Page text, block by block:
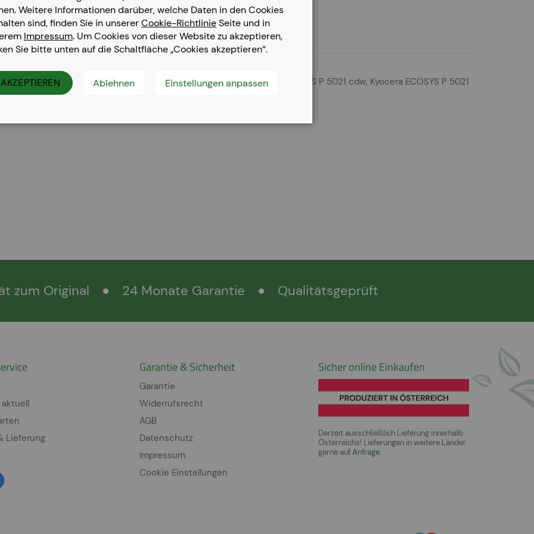
Kyocera Ecosys M 5521 CDW, Kyocera ECOSYS P 5021, Kyocera ECOSYS P 5021 cdw, Kyocera ECOSYS P 5021
5021 cdn
zum Original ● 24 Monate Garantie ● Qualitätsgeprüft
Lieferung
Garantie & Sicherheit
Garantie
Widerrufsrecht
AGB
Datenschutz
Impressum
Cookie Einstellungen
Sicher online Einkaufen
Derzeit ausschließlich Lieferung innerhalb
Österreichs! Lieferungen in weitere Länder
gerne aufAnfrage.
Weitere Informationen darüber, welche Daten in den Cookies
sind, finden Sie in unsererCookie-RichtlinieSeite und in
Impressum. Um Cookies von dieser Website zu akzeptieren,
Sie bitte unten auf die Schaltfläche „Cookies akzeptieren“.
AKZEPTIEREN Ablehnen Einstellungen anpassen